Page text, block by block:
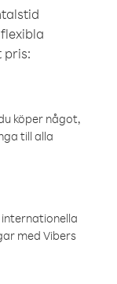
pris:
köper något,
till alla
med Vibers